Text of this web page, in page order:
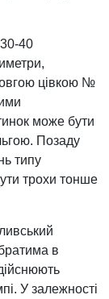
40
цівкою №
може бути
Позаду
типу
трохи тонше
в
У залежності